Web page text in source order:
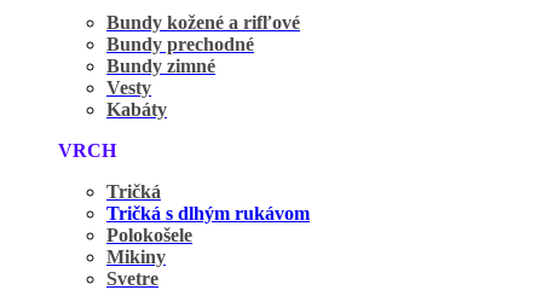
Bundy kožené a rifľové
Bundy prechodné
Bundy zimné
Vesty
Kabáty
VRCH
Tričká
Tričká s dlhým rukávom
Polokošele
Mikiny
Svetre